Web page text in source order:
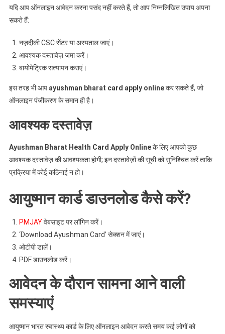
यदि आप ऑनलाइन आवेदन करना पसंद नहीं करते हैं, तो आप निम्नलिखित उपाय अपना
सकते हैं:
नज़दीकी CSC सेंटर या अस्पताल जाएं।
आवश्यक दस्तावेज़ जमा करें।
बायोमेट्रिक सत्यापन कराएं।
इस तरह भी आप ayushman bharat card apply onlineकर सकते हैं, जो
ऑनलाइन पंजीकरण के समान ही है।
आवश्यक दस्तावेज़
Ayushman Bharat Health Card Apply Onlineके लिए आपको कुछ
आवश्यक दस्तावेज़ की आवश्यकता होगी; इन दस्तावेज़ों की सूची को सुनिश्चित करें ताकि
प्रक्रिया में कोई कठिनाई न हो।
आयुष्मान कार्ड डाउनलोड कैसे करें?
PMJAYवेबसाइट पर लॉगिन करें।
‘Download Ayushman Card’ सेक्शन में जाएं।
ओटीपी डालें।
PDF डाउनलोड करें।
आवेदन के दौरान सामना आने वाली
समस्याएं
आयुष्मान भारत स्वास्थ्य कार्ड के लिए ऑनलाइन आवेदन करते समय कई लोगों को